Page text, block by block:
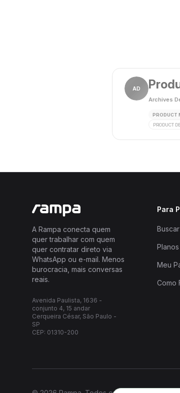
AD
Archives
PRODUCT
PRODUCT
A Rampa conecta quem
quer trabalhar com quem
quer contratar direto via
WhatsApp ou e-mail. Menos
burocracia, mais conversas
reais.
Avenida Paulista, 1636 -
conjunto 4, 15 andar
Cerqueira César, São Paulo -
SP
CEP: 01310-200
Para
Meu
Como